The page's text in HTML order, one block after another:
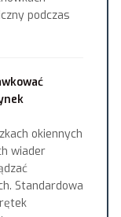
podczas
okiennych
wiader
Standardowa